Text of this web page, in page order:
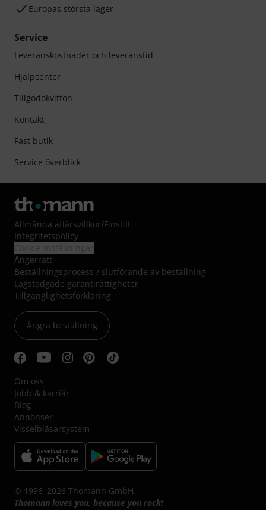
Europas största lager
Service
Leveranskostnader och leveranstid
Hjälpcenter
Tillgodokvitton
Kontakt
Fast butik
Service överblick
Allmänna affärsvillkor/Finstilt
Integritetspolicy
Ångerrätt
Beställningsprocess / slutförande av beställning
Lagstadgade garantirättigheter
Tillgänglighetsförklaring
Ångra beställning
Om oss
Jobb & karriär
Blog
Annonser
Visselblåsarsystem
© 1996–2026 Thomann GmbH.
Thomann loves you, because you rock!